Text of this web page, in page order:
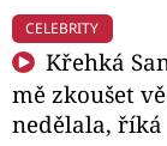
CELEBRITY
Křehká
mě zkoušet
nedělala, říká